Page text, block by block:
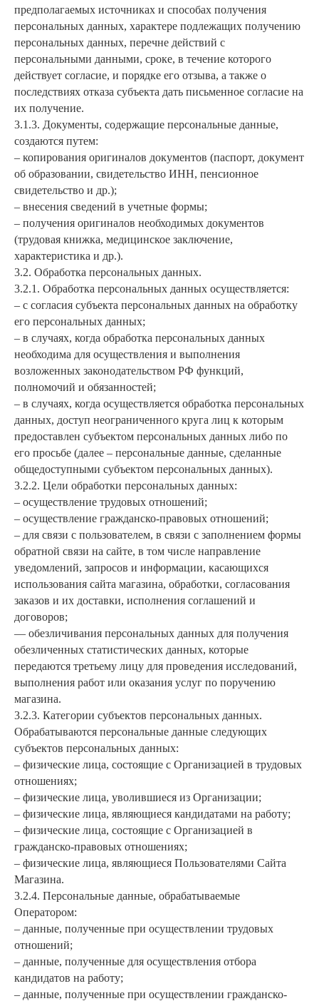
предполагаемых источниках и способах получения
персональных данных, характере подлежащих получению
персональных данных, перечне действий с
персональными данными, сроке, в течение которого
действует согласие, и порядке его отзыва, а также о
последствиях отказа субъекта дать письменное согласие на
их получение.
3.1.3. Документы, содержащие персональные данные,
создаются путем:
– копирования оригиналов документов (паспорт, документ
об образовании, свидетельство ИНН, пенсионное
свидетельство и др.);
– внесения сведений в учетные формы;
– получения оригиналов необходимых документов
(трудовая книжка, медицинское заключение,
характеристика и др.).
3.2. Обработка персональных данных.
3.2.1. Обработка персональных данных осуществляется:
– с согласия субъекта персональных данных на обработку
его персональных данных;
– в случаях, когда обработка персональных данных
необходима для осуществления и выполнения
возложенных законодательством РФ функций,
полномочий и обязанностей;
– в случаях, когда осуществляется обработка персональных
данных, доступ неограниченного круга лиц к которым
предоставлен субъектом персональных данных либо по
его просьбе (далее – персональные данные, сделанные
общедоступными субъектом персональных данных).
3.2.2. Цели обработки персональных данных:
– осуществление трудовых отношений;
– осуществление гражданско-правовых отношений;
– для связи с пользователем, в связи с заполнением формы
обратной связи на сайте, в том числе направление
уведомлений, запросов и информации, касающихся
использования сайта магазина, обработки, согласования
заказов и их доставки, исполнения соглашений и
договоров;
— обезличивания персональных данных для получения
обезличенных статистических данных, которые
передаются третьему лицу для проведения исследований,
выполнения работ или оказания услуг по поручению
магазина.
3.2.3. Категории субъектов персональных данных.
Обрабатываются персональные данные следующих
субъектов персональных данных:
– физические лица, состоящие с Организацией в трудовых
отношениях;
– физические лица, уволившиеся из Организации;
– физические лица, являющиеся кандидатами на работу;
– физические лица, состоящие с Организацией в
гражданско-правовых отношениях;
– физические лица, являющиеся Пользователями Сайта
Магазина.
3.2.4. Персональные данные, обрабатываемые
Оператором:
– данные, полученные при осуществлении трудовых
отношений;
– данные, полученные для осуществления отбора
кандидатов на работу;
– данные, полученные при осуществлении гражданско-